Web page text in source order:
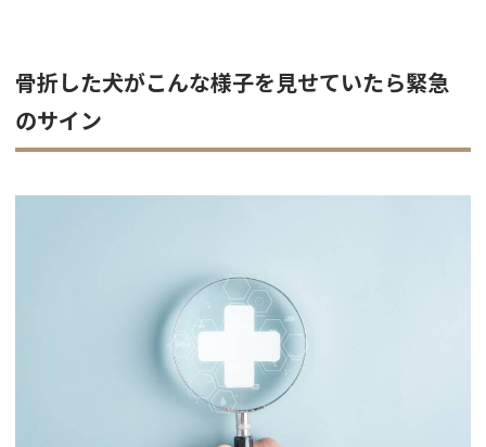
骨折した犬がこんな様子を見せていたら緊急
のサイン